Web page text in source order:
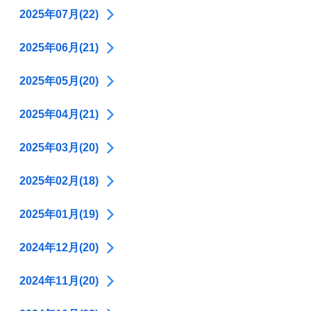
2025年07月(22)
2025年06月(21)
2025年05月(20)
2025年04月(21)
2025年03月(20)
2025年02月(18)
2025年01月(19)
2024年12月(20)
2024年11月(20)